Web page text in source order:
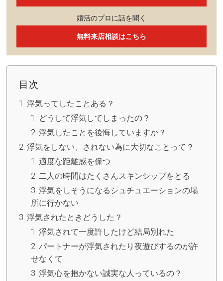
婚活のプロに話を聞く
無料来店相談はこちら
目次
浮気ってしたことある？
どうして浮気してしまったの？
浮気したことを後悔していますか？
浮気をしない、されない為に大切なことって？
適度な距離感を保つ
二人の時間はたくさんスキンシップをとる
浮気をしそうになるシュチュエーションの場
所に行かない
浮気されたときどうした？
浮気されて一度許したけど結局別れた
パートナーが浮気されたり夜遊びするのが許
せなくて
浮気心を抱かない誠実な人っているの？